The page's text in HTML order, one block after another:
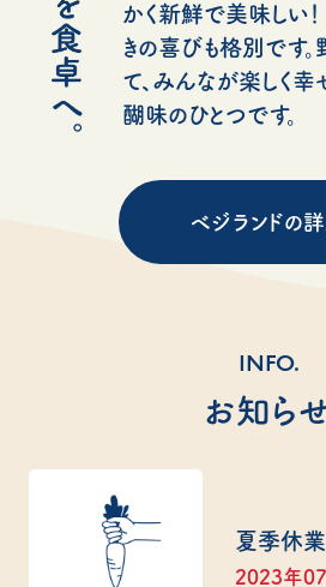
かく新鮮で美味しい
きの喜びも格別です。
て、みんなが楽しく
醐味のひとつです。
ベジランドの
INFO.
お知ら
夏季休
2023年